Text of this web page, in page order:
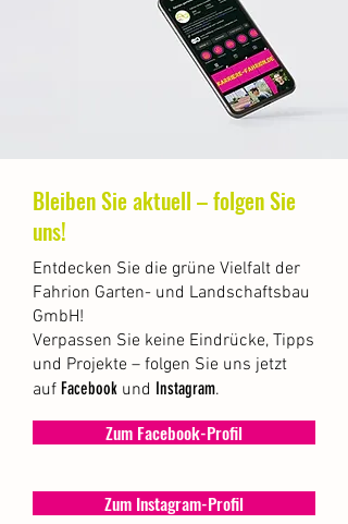
Bleiben Sie aktuell – folgen Sie
uns!
Entdecken Sie die grüne Vielfalt der
Fahrion Garten- und Landschaftsbau
GmbH!
Verpassen Sie keine Eindrücke, Tipps
und Projekte – folgen Sie uns jetzt
auf Facebook und Instagram.
Zum Facebook-Profil
Zum Instagram-Profil